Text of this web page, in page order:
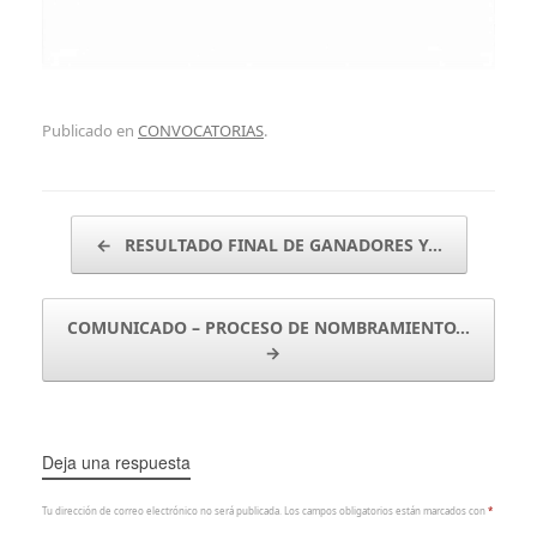
Publicado en CONVOCATORIAS.
Navegador de artículos
← RESULTADO FINAL DE GANADORES Y…
COMUNICADO – PROCESO DE NOMBRAMIENTO…
→
Deja una respuesta
Tu dirección de correo electrónico no será publicada. Los campos obligatorios están marcados con*